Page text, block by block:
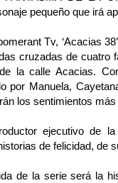
pequeño que irá
Tv, ‘Acacias
cruzadas de cuatro
la calle Acacias.
por Manuela,
los sentimientos
ejecutivo de
de felicidad, de
de la serie será la